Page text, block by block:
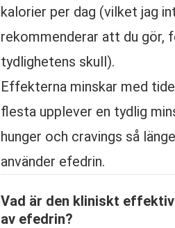
kalorier per dag (vilket jag
rekommenderar att du gör,
tydlighetens skull).
Effekterna minskar med
flesta upplever en tydlig
hunger och cravings så
använder efedrin.
Vad är den kliniskt
av efedrin?